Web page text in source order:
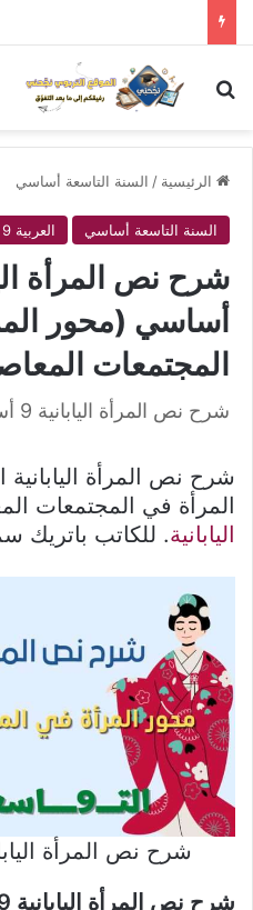
بحث عن
الرئيسية / السنة التاسعة أساسي
السنة التاسعة أساسي العربية 9 أساسي
شرح نص المرأة
أساسي (محور
المجتمعات
شرح نص المرأة اليابانية 9 أساسي
شرح نص المرأة
المرأة في المجتمعات المعاصرة 9
اليابانية. للكاتب باتريك
شرح نص المرأة